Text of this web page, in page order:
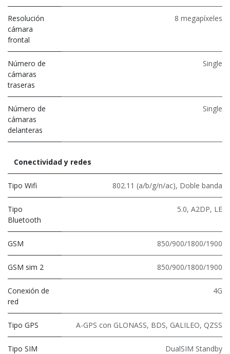
Resolución
cámara
frontal
8 megapíxeles
Número de
cámaras
traseras
Single
Número de
cámaras
delanteras
Single
Conectividad y redes
Tipo Wifi 802.11 (a/b/g/n/ac), Doble banda
Tipo
Bluetooth
5.0, A2DP, LE
GSM 850/900/1800/1900
GSM sim 2 850/900/1800/1900
Conexión de
red
4G
Tipo GPS A-GPS con GLONASS, BDS, GALILEO, QZSS
Tipo SIM DualSIM Standby